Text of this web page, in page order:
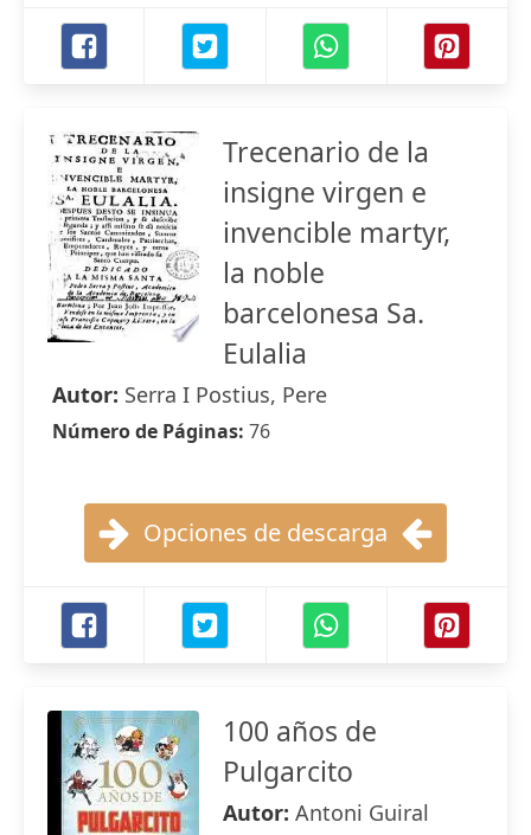
Trecenario de la
insigne virgen e
invencible martyr,
la noble
barcelonesa Sa.
Eulalia
Autor: Serra I Postius, Pere
Número de Páginas: 76
Opciones de descarga
100 años de
Pulgarcito
Autor: Antoni Guiral